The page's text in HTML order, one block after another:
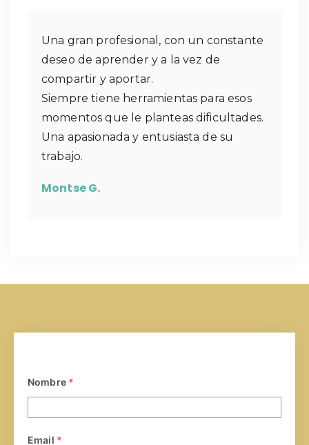
Una gran profesional, con un constante
deseo de aprender y a la vez de
compartir y aportar.
Siempre tiene herramientas para esos
momentos que le planteas dificultades.
Una apasionada y entusiasta de su
trabajo.
Montse G.
Nombre *
Email *